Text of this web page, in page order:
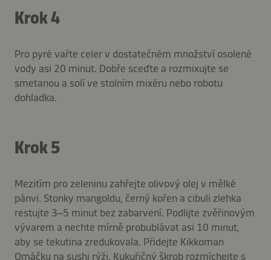
Krok 4
Pro pyré vařte celer v dostatečném množství osolené
vody asi 20 minut. Dobře sceďte a rozmixujte se
smetanou a solí ve stolním mixéru nebo robotu
dohladka.
Krok 5
Mezitím pro zeleninu zahřejte olivový olej v mělké
pánvi. Stonky mangoldu, černý kořen a cibuli zlehka
restujte 3–5 minut bez zabarvení. Podlijte zvěřinovým
vývarem a nechte mírně probublávat asi 10 minut,
aby se tekutina zredukovala. Přidejte Kikkoman
Omáčku na sushi rýži. Kukuřičný škrob rozmíchejte s